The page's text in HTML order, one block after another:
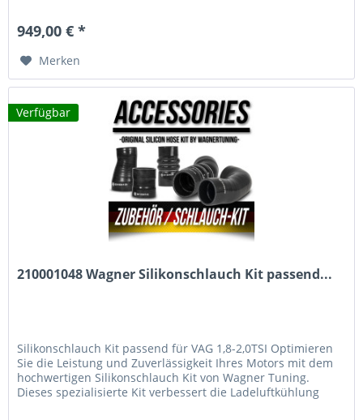
949,00 € *
Merken
Verfügbar
210001048 Wagner Silikonschlauch Kit passend...
Silikonschlauch Kit passend für VAG 1,8-2,0TSI Optimieren
Sie die Leistung und Zuverlässigkeit Ihres Motors mit dem
hochwertigen Silikonschlauch Kit von Wagner Tuning.
Dieses spezialisierte Kit verbessert die Ladeluftkühlung